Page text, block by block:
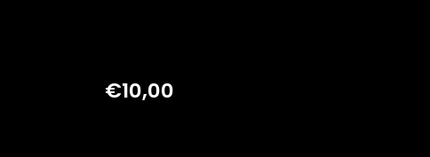
€10,00